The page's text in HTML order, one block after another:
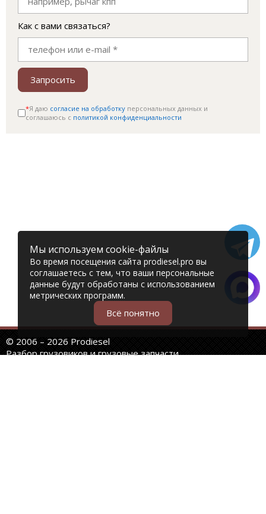
Как с вами связаться?
Запросить
*Я даю согласие на обработку персональных данных и
соглашаюсь c политикой конфиденциальности
© 2006 – 2026 Prodiesel
Разбор грузовиков и грузовые запчасти
Мы используем cookie-файлы
Во время посещения сайта prodiesel.pro вы
соглашаетесь с тем, что ваши персональные
данные будут обработаны с использованием
метрических программ.
Всё понятно